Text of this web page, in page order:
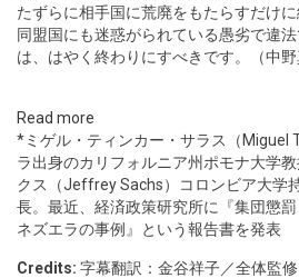
たずらに相手国に荒廃をもたらすだけ
同盟国にも迷惑がられている愚劣で違
は、はやく終わりにすべきです。（中野
Read more
*ミゲル・ティンカー・サラス（Miguel
ラ出身のカリフォルニア州ポモナ大学
クス（Jeffrey Sachs）コロンビア大学
長。最近、経済政策研究所に『集団懲
ネズエラの事例』という報告書を発表
Credits: 字幕翻訳：金谷祥子／全体監